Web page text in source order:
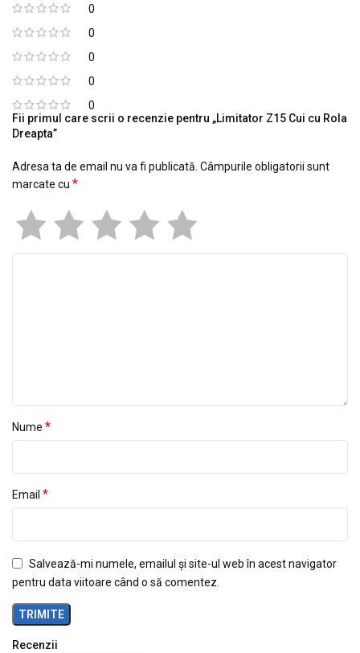
0
0
0
0
0
Recenzii
Fii primul care scrii o recenzie pentru „Limitator Z15 Cui cu Rola
Dreapta”
Adresa ta de email nu va fi publicată. Câmpurile obligatorii sunt
marcate cu *
Nume *
Email *
Salvează-mi numele, emailul și site-ul web în acest navigator
pentru data viitoare când o să comentez.